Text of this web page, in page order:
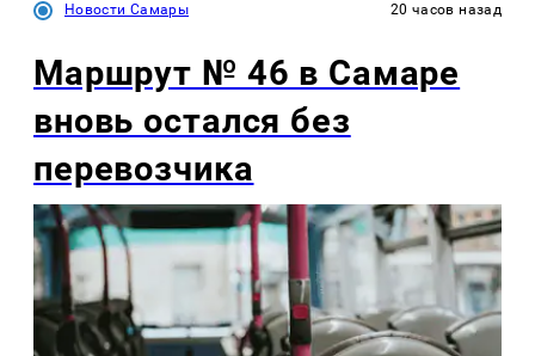
Новости Самары 20 часов назад
Маршрут № 46 в Самаре
вновь остался без
перевозчика